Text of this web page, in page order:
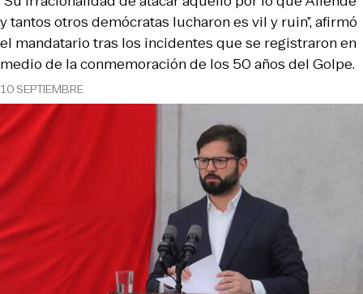
10 SEPTIEMBRE
y tantos otros demócratas lucharon es vil y ruin”, afirmó
el mandatario tras los incidentes que se registraron en
medio de la conmemoración de los 50 años del Golpe.